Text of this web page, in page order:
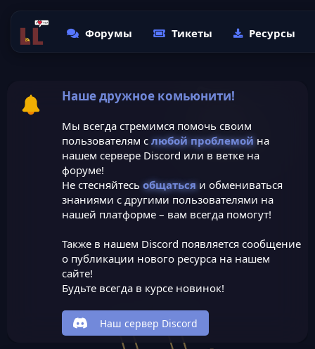
Форумы Тикеты Ресурсы
Наше дружное комьюнити!
Мы всегда стремимся помочь своим
пользователям с любой проблемойна
нашем сервере Discord или в ветке на
форуме!
Не стесняйтесь общатьсяи обмениваться
знаниями с другими пользователями на
нашей платформе – вам всегда помогут!
Также в нашем Discord появляется сообщение
о публикации нового ресурса на нашем
сайте!
Будьте всегда в курсе новинок!
Наш сервер Discord